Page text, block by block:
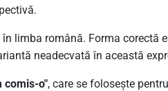
limba română. Forma corectă
neadecvată în această
comis-o", care se folosește